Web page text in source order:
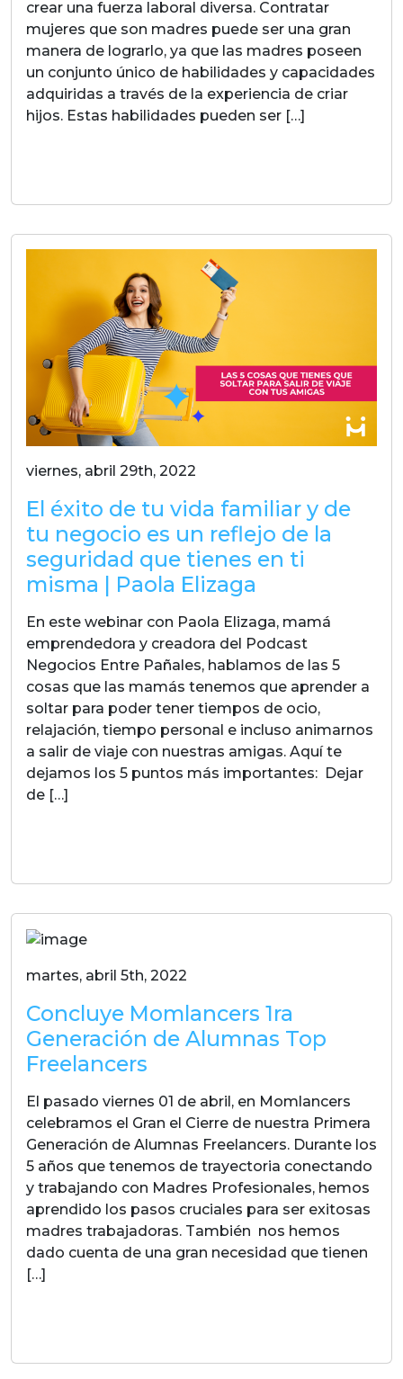
crear una fuerza laboral diversa. Contratar
mujeres que son madres puede ser una gran
manera de lograrlo, ya que las madres poseen
un conjunto único de habilidades y capacidades
adquiridas a través de la experiencia de criar
hijos. Estas habilidades pueden ser […]
viernes, abril 29th, 2022
El éxito de tu vida familiar y de
tu negocio es un reflejo de la
seguridad que tienes en ti
misma | Paola Elizaga
En este webinar con Paola Elizaga, mamá
emprendedora y creadora del Podcast
Negocios Entre Pañales, hablamos de las 5
cosas que las mamás tenemos que aprender a
soltar para poder tener tiempos de ocio,
relajación, tiempo personal e incluso animarnos
a salir de viaje con nuestras amigas. Aquí te
dejamos los 5 puntos más importantes: Dejar
de […]
martes, abril 5th, 2022
Concluye Momlancers 1ra
Generación de Alumnas Top
Freelancers
El pasado viernes 01 de abril, en Momlancers
celebramos el Gran el Cierre de nuestra Primera
Generación de Alumnas Freelancers. Durante los
5 años que tenemos de trayectoria conectando
y trabajando con Madres Profesionales, hemos
aprendido los pasos cruciales para ser exitosas
madres trabajadoras. También nos hemos
dado cuenta de una gran necesidad que tienen
[…]